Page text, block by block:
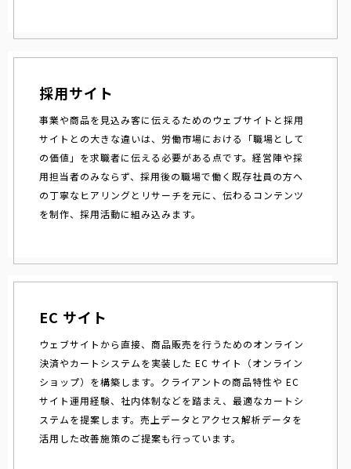
採用サイト
事業や商品を見込み客に伝えるためのウェブサイトと採用
サイトとの大きな違いは、労働市場における「職場として
の価値」を求職者に伝える必要がある点です。経営陣や採
用担当者のみならず、採用後の職場で働く既存社員の方へ
の丁寧なヒアリングとリサーチを元に、伝わるコンテンツ
を制作、採用活動に組み込みます。
EC サイト
ウェブサイトから直接、商品販売を行うためのオンライン
決済やカートシステムを実装した EC サイト（オンライン
ショップ）を構築します。クライアントの商品特性や EC
サイト運用経験、社内体制などを踏まえ、最適なカートシ
ステムを提案します。売上データとアクセス解析データを
活用した改善施策のご提案も行っています。